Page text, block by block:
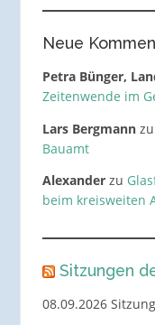
Neue
Petra Bünger,
Zeitenwende im
Lars Bergmannzu
Bauamt
Alexanderzu
beim kreisweiten
Sitzungen
08.09.2026